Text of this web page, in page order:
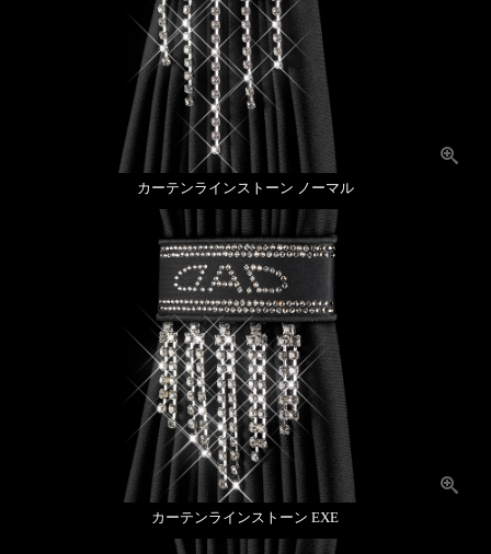
カーテンラインストーン ノーマル
カーテンラインストーン EXE